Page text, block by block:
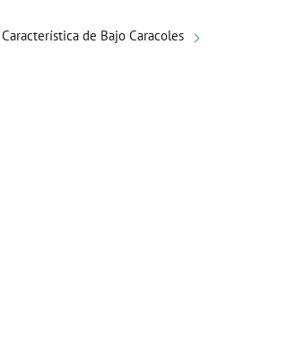
Característica de Bajo Caracoles